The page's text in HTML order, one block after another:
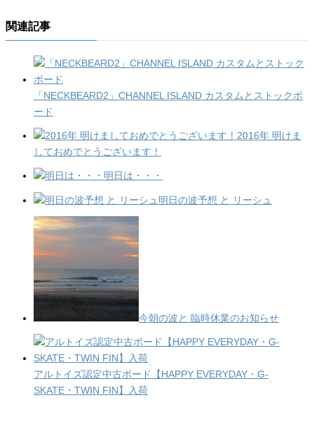
関連記事
「NECKBEARD2」CHANNEL ISLAND カスタムとストックボ
ード
2016年 明けま
しておめでとうございます！
明日は・・・
明日の波予想 と リーシュ
今朝の波と 臨時休業のお知らせ
アルトイズ認定中古ボード【HAPPY EVERYDAY・G-
SKATE・TWIN FIN】入荷